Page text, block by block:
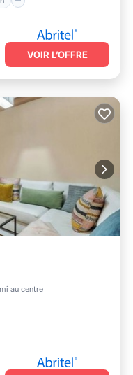
VOIR L’OFFRE
au centre